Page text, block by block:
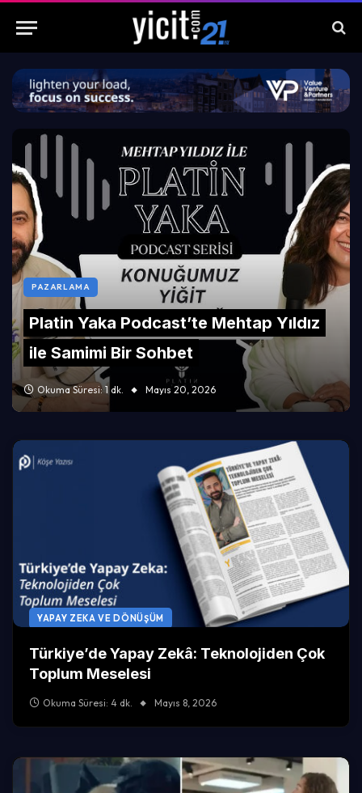
PAZARLAMA
Platin Yaka Podcast’te Mehtap Yıldız
ile Samimi Bir Sohbet
Okuma Süresi: 1 dk. Mayıs 20, 2026
YAPAY ZEKA VE DÖNÜŞÜM
Türkiye’de Yapay Zekâ: Teknolojiden Çok
Toplum Meselesi
Okuma Süresi: 4 dk. Mayıs 8, 2026